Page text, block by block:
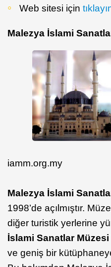
Web sitesi için
Malezya İslami
iamm.org.my
Malezya İslami
1998’de açılmıştır.
diğer turistik yerlerine
İslami Sanatlar Müzesi
ve geniş bir